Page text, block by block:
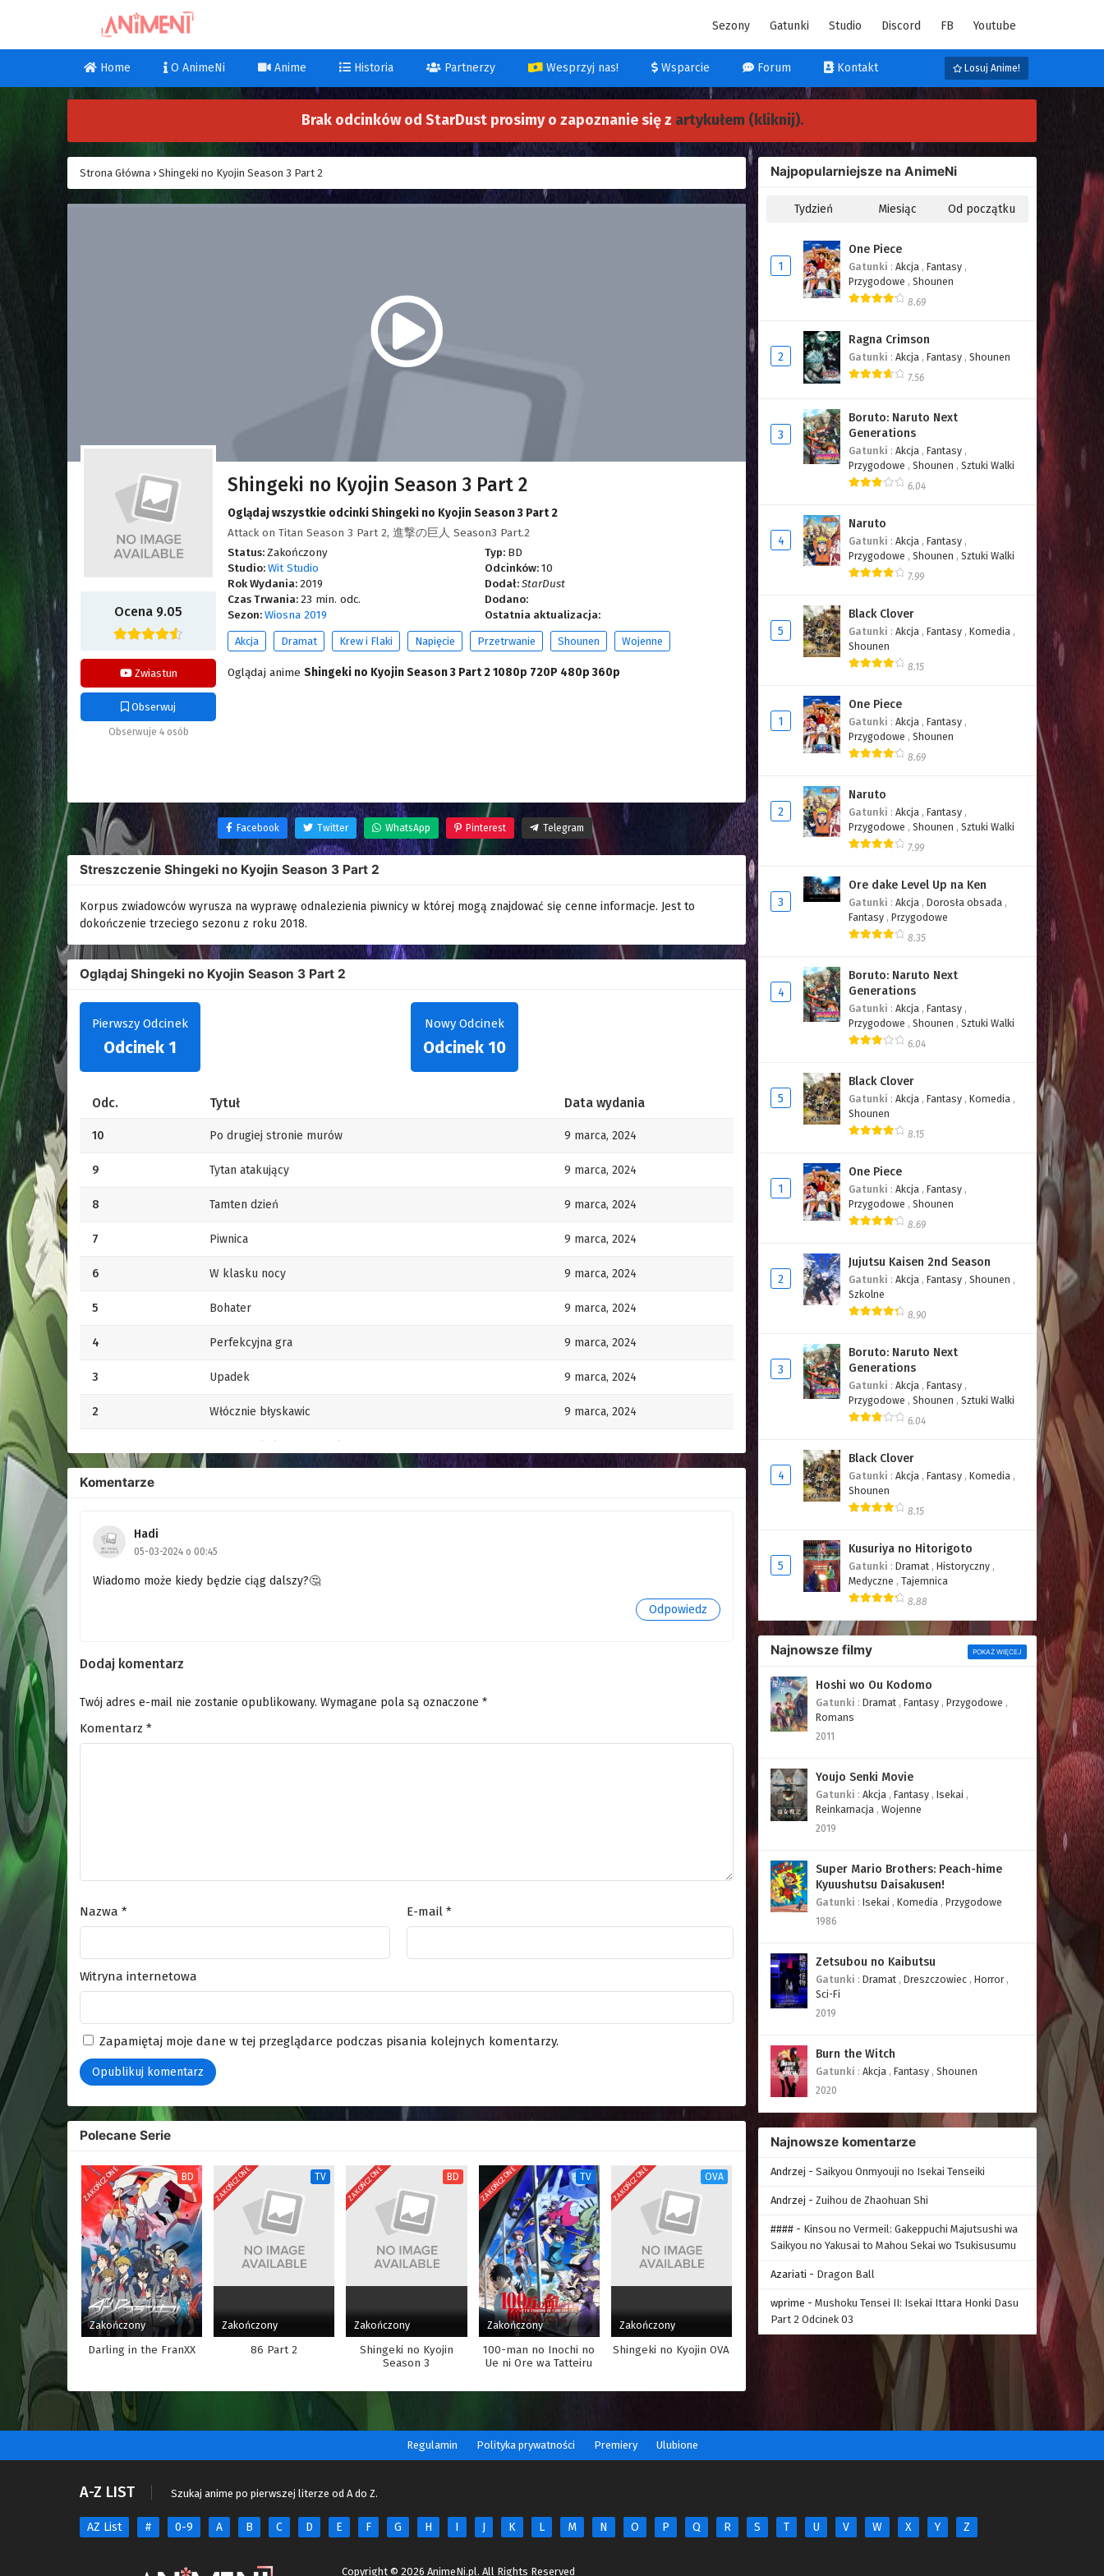
Sezony Gatunki Studio Discord FB Youtube
Home O AnimeNi Anime Historia Partnerzy Wesprzyj nas! Wsparcie Forum Kontakt Losuj Anime!
Brak odcinków od StarDust prosimy o zapoznanie się z artykułem (kliknij).
Strona Główna › Shingeki no Kyojin Season 3 Part 2
Ocena 9.05
Zwiastun
Obserwuj
Obserwuje 4 osób
Shingeki no Kyojin Season 3 Part 2
Oglądaj wszystkie odcinki Shingeki no Kyojin Season 3 Part 2
Attack on Titan Season 3 Part 2, 進撃の巨人 Season3 Part.2
Status:Zakończony
Studio:Wit Studio
Rok Wydania:2019
Czas Trwania:23 min. odc.
Sezon:Wiosna 2019
Typ: BD
Odcinków:10
Dodał:StarDust
Dodano:
Ostatnia aktualizacja:
Akcja Dramat Krew i Flaki Napięcie Przetrwanie Shounen Wojenne
Oglądaj anime Shingeki no Kyojin Season 3 Part 2 1080p 720P 480p 360p
Facebook Twitter WhatsApp Pinterest Telegram
Streszczenie Shingeki no Kyojin Season 3 Part 2
Korpus zwiadowców wyrusza na wyprawę odnalezienia piwnicy w której mogą znajdować się cenne informacje. Jest to
dokończenie trzeciego sezonu z roku 2018.
Oglądaj Shingeki no Kyojin Season 3 Part 2
Pierwszy Odcinek
Odcinek 1
Nowy Odcinek
Odcinek 10
Odc. Tytuł Data wydania
10 Po drugiej stronie murów 9 marca, 2024
9 Tytan atakujący 9 marca, 2024
8 Tamten dzień 9 marca, 2024
7 Piwnica 9 marca, 2024
6 W klasku nocy 9 marca, 2024
5 Bohater 9 marca, 2024
4 Perfekcyjna gra 9 marca, 2024
3 Upadek 9 marca, 2024
2 Włócznie błyskawic 9 marca, 2024
Komentarze
Hadi
05-03-2024 o 00:45
Wiadomo może kiedy będzie ciąg dalszy?🤔
Odpowiedz
Dodaj komentarz
Twój adres e-mail nie zostanie opublikowany. Wymagane pola są oznaczone *
Komentarz *
Nazwa * E-mail *
Witryna internetowa
Zapamiętaj moje dane w tej przeglądarce podczas pisania kolejnych komentarzy.
Polecane Serie
ZAKOŃCZONE BD
Zakończony
Darling in the FranXX
ZAKOŃCZONE TV
Zakończony
86 Part 2
ZAKOŃCZONE BD
Zakończony
Shingeki no Kyojin
Season 3
ZAKOŃCZONE TV
Zakończony
100-man no Inochi no
Ue ni Ore wa Tatteiru
ZAKOŃCZONE OVA
Zakończony
Shingeki no Kyojin OVA
Najpopularniejsze na AnimeNi
Tydzień Miesiąc Od początku
1
One Piece
Gatunki : Akcja , Fantasy ,
Przygodowe , Shounen
8.69
2
Ragna Crimson
Gatunki : Akcja , Fantasy , Shounen
7.56
3
Boruto: Naruto Next
Generations
Gatunki : Akcja , Fantasy ,
Przygodowe , Shounen , Sztuki Walki
6.04
4
Naruto
Gatunki : Akcja , Fantasy ,
Przygodowe , Shounen , Sztuki Walki
7.99
5
Black Clover
Gatunki : Akcja , Fantasy , Komedia ,
Shounen
8.15
1
One Piece
Gatunki : Akcja , Fantasy ,
Przygodowe , Shounen
8.69
2
Naruto
Gatunki : Akcja , Fantasy ,
Przygodowe , Shounen , Sztuki Walki
7.99
3
Ore dake Level Up na Ken
Gatunki : Akcja , Dorosła obsada ,
Fantasy , Przygodowe
8.35
4
Boruto: Naruto Next
Generations
Gatunki : Akcja , Fantasy ,
Przygodowe , Shounen , Sztuki Walki
6.04
5
Black Clover
Gatunki : Akcja , Fantasy , Komedia ,
Shounen
8.15
1
One Piece
Gatunki : Akcja , Fantasy ,
Przygodowe , Shounen
8.69
2
Jujutsu Kaisen 2nd Season
Gatunki : Akcja , Fantasy , Shounen ,
Szkolne
8.90
3
Boruto: Naruto Next
Generations
Gatunki : Akcja , Fantasy ,
Przygodowe , Shounen , Sztuki Walki
6.04
4
Black Clover
Gatunki : Akcja , Fantasy , Komedia ,
Shounen
8.15
5
Kusuriya no Hitorigoto
Gatunki : Dramat , Historyczny ,
Medyczne , Tajemnica
8.88
Najnowsze filmy POKAŻ WIĘCEJ
Hoshi wo Ou Kodomo
Gatunki : Dramat , Fantasy , Przygodowe ,
Romans
2011
Youjo Senki Movie
Gatunki : Akcja , Fantasy , Isekai ,
Reinkarnacja , Wojenne
2019
Super Mario Brothers: Peach-hime
Kyuushutsu Daisakusen!
Gatunki : Isekai , Komedia , Przygodowe
1986
Zetsubou no Kaibutsu
Gatunki : Dramat , Dreszczowiec , Horror ,
Sci-Fi
2019
Burn the Witch
Gatunki : Akcja , Fantasy , Shounen
2020
Najnowsze komentarze
Andrzej - Saikyou Onmyouji no Isekai Tenseiki
Andrzej - Zuihou de Zhaohuan Shi
#### - Kinsou no Vermeil: Gakeppuchi Majutsushi wa
Saikyou no Yakusai to Mahou Sekai wo Tsukisusumu
Azariati - Dragon Ball
wprime - Mushoku Tensei II: Isekai Ittara Honki Dasu
Part 2 Odcinek 03
Regulamin Polityka prywatności Premiery Ulubione
A-Z LIST Szukaj anime po pierwszej literze od A do Z.
AZ List # 0-9 A B C D E F G H I J K L M N O P Q R S T U V W X Y Z
Copyright © 2026 AnimeNi.pl. All Rights Reserved